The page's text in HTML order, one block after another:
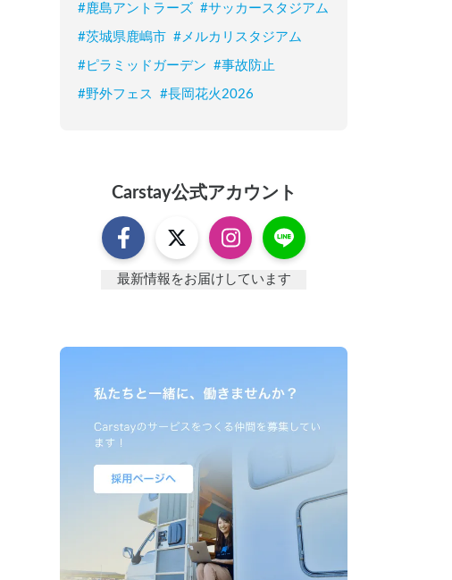
#鹿島アントラーズ #サッカースタジアム
#茨城県鹿嶋市 #メルカリスタジアム
#ピラミッドガーデン #事故防止
#野外フェス #長岡花火2026
Carstay公式アカウント
最新情報をお届けしています